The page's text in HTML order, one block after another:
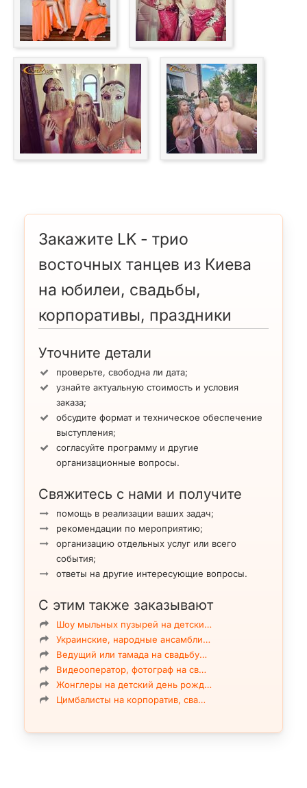
Закажите LK - трио
восточных танцев из Киева
на юбилеи, свадьбы,
корпоративы, праздники
Уточните детали
проверьте, свободна ли дата;
узнайте актуальную стоимость и условия
заказа;
обсудите формат и техническое обеспечение
выступления;
согласуйте программу и другие
организационные вопросы.
Свяжитесь с нами и получите
помощь в реализации ваших задач;
рекомендации по мероприятию;
организацию отдельных услуг или всего
события;
ответы на другие интересующие вопросы.
С этим также заказывают
Шоу мыльных пузырей на детски…
Украинские, народные ансамбли…
Ведущий или тамада на свадьбу…
Видеооператор, фотограф на св…
Жонглеры на детский день рожд…
Цимбалисты на корпоратив, сва…